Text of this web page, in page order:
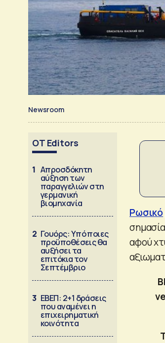
Newsroom
OT Editors
1 Απροσδόκητη
αύξηση των
παραγγελιών στη
γερμανική
βιομηχανία
2 Γουόρς: Υπό ποιες
προϋποθέσεις θα
αυξήσει τα
επιτόκια τον
Σεπτέμβριο
3 ΕΒΕΠ: 2+1 δράσεις
που αναμένει η
επιχειρηματική
κοινότητα
Ρωσικό
αφού